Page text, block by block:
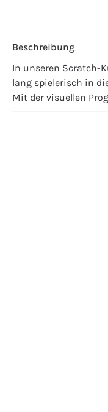
Beschreibung
In unseren Scratch-
lang spielerisch in
Mit der visuellen